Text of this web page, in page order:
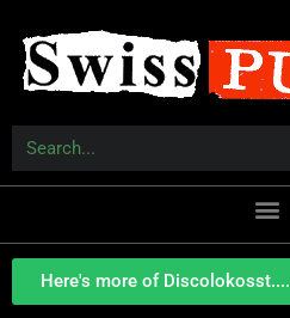
Here's more of Discolokosst....